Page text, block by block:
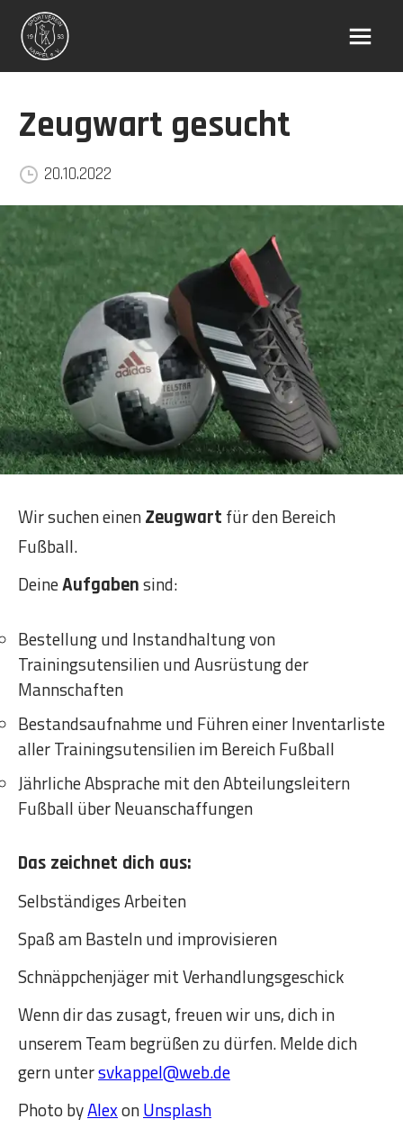
Zeugwart gesucht
20.10.2022
Wir suchen einenZeugwart für den Bereich
Fußball.
DeineAufgabensind:
Bestellung und Instandhaltung von
Trainingsutensilien und Ausrüstung der
Mannschaften
Bestandsaufnahme und Führen einer Inventarliste
aller Trainingsutensilien im Bereich Fußball
Jährliche Absprache mit den Abteilungsleitern
Fußball über Neuanschaffungen
Das zeichnet dich aus:
Selbständiges Arbeiten
Spaß am Basteln und improvisieren
Schnäppchenjäger mit Verhandlungsgeschick
Wenn dir das zusagt, freuen wir uns, dich in
unserem Team begrüßen zu dürfen. Melde dich
gern untersvkappel@web.de
Photo byAlexonUnsplash